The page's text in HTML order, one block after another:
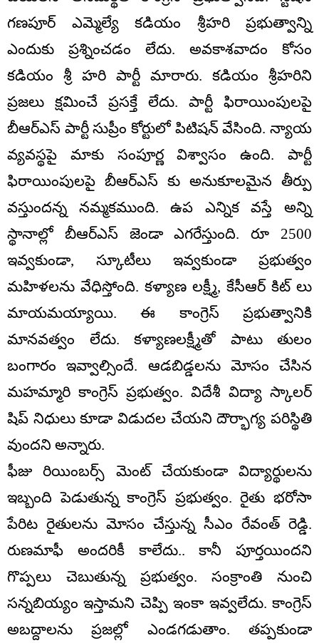
గణపూర్ ఎమ్మెల్యే కడియం శ్రీహరి ప్రభుత్వాన్ని
ఎందుకు ప్రశ్నించడం లేదు. అవకాశవాదం కోసం
కడియం శ్రీ హరి పార్టీ మారారు. కడియం శ్రీహరిని
ప్రజలు క్షమించే ప్రసక్తే లేదు. పార్టీ ఫిరాయింపులపై
బీఆర్ఎస్ పార్టీ సుప్రీం కోర్టులో పిటిషన్ వేసింది. న్యాయ
వ్యవస్థపై మాకు సంపూర్ణ విశ్వాసం ఉంది. పార్టీ
ఫిరాయింపులపై బీఆర్ఎస్ కు అనుకూలమైన తీర్పు
వస్తుందన్న నమ్మకముంది. ఉప ఎన్నిక వస్తే అన్ని
స్థానాల్లో బీఆర్ఎస్ జెండా ఎగరేస్తుంది. రూ 2500
ఇవ్వకుండా, స్కూటీలు ఇవ్వకుండా ప్రభుత్వం
మహిళలను వేధిస్తోంది. కళ్యాణ లక్ష్మీ, కేసీఆర్ కిట్ లు
మాయమయ్యాయి. ఈ కాంగ్రెస్ ప్రభుత్వానికి
మానవత్వం లేదు. కళ్యాణలక్ష్మీతో పాటు తులం
బంగారం ఇవ్వాల్సిందే. ఆడబిడ్డలను మోసం చేసిన
మహమ్మారి కాంగ్రెస్ ప్రభుత్వం. విదేశీ విద్యా స్కాలర్
షిప్ నిధులు కూడా విడుదల చేయని దౌర్భాగ్య పరిస్థితి
వుందని అన్నారు.
ఫీజు రియింబర్స్ మెంట్ చేయకుండా విద్యార్థులను
ఇబ్బంది పెడుతున్న కాంగ్రెస్ ప్రభుత్వం. రైతు భరోసా
పేరిట రైతులను మోసం చేస్తున్న సీఎం రేవంత్ రెడ్డి.
రుణమాఫీ అందరికీ కాలేదు.. కానీ పూర్తయిందని
గొప్పలు చెబుతున్న ప్రభుత్వం. సంక్రాంతి నుంచి
సన్నబియ్యం ఇస్తామని చెప్పి ఇంకా ఇవ్వలేదు. కాంగ్రెస్
అబద్దాలను ప్రజల్లో ఎండగడుతాం. తప్పకుండా